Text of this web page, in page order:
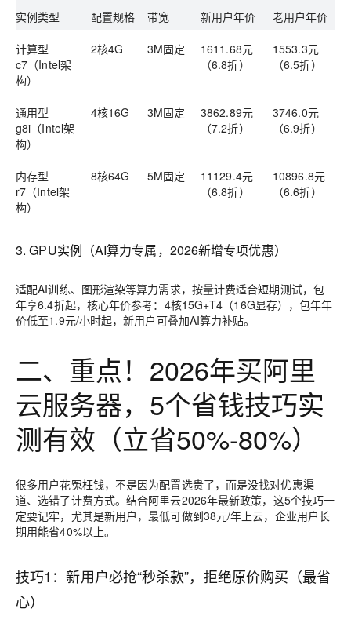
实例类型 配置规格 带宽 新用户年价 老用户年价
计算型
c7（Intel架
构）
2核4G 3M固定
1611.68元
（6.8折）
1553.3元
（6.5折）
通用型
g8i（Intel架
构）
4核16G 3M固定
3862.89元
（7.2折）
3746.0元
（6.9折）
内存型
r7（Intel架
构）
8核64G 5M固定
11129.4元
（6.8折）
10896.8元
（6.6折）
3. GPU实例（AI算力专属，2026新增专项优惠）
适配AI训练、图形渲染等算力需求，按量计费适合短期测试，包
年享6.4折起，核心年价参考：4核15G+T4（16G显存），包年年
价低至1.9元/小时起，新用户可叠加AI算力补贴。
二、重点！2026年买阿里
云服务器，5个省钱技巧实
测有效（立省50%-80%）
很多用户花冤枉钱，不是因为配置选贵了，而是没找对优惠渠
道、选错了计费方式。结合阿里云2026年最新政策，这5个技巧一
定要记牢，尤其是新用户，最低可做到38元/年上云，企业用户长
期用能省40%以上。
技巧1：新用户必抢“秒杀款”，拒绝原价购买（最省
心）